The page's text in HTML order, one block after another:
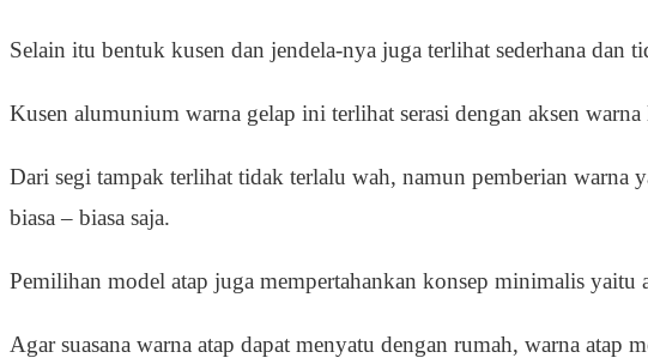
Selain itu bentuk kusen dan jendela-nya juga terlihat sederhana
Kusen alumunium warna gelap ini terlihat serasi dengan aksen
Dari segi tampak terlihat tidak terlalu wah, namun pemberian warna
biasa – biasa saja.
Pemilihan model atap juga mempertahankan konsep minimalis yaitu
Agar suasana warna atap dapat menyatu dengan rumah, warna atap